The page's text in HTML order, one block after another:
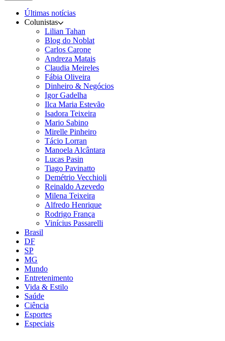
Últimas notícias
Colunistas
Lilian Tahan
Blog do Noblat
Carlos Carone
Andreza Matais
Claudia Meireles
Fábia Oliveira
Dinheiro & Negócios
Igor Gadelha
Ilca Maria Estevão
Isadora Teixeira
Mario Sabino
Mirelle Pinheiro
Tácio Lorran
Manoela Alcântara
Lucas Pasin
Tiago Pavinatto
Demétrio Vecchioli
Reinaldo Azevedo
Milena Teixeira
Alfredo Henrique
Rodrigo França
Vinícius Passarelli
Brasil
DF
SP
MG
Mundo
Entretenimento
Vida & Estilo
Saúde
Ciência
Esportes
Especiais